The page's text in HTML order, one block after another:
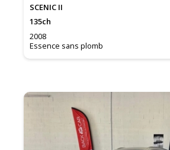
SCENIC II
135ch
2008
Essence sans plomb